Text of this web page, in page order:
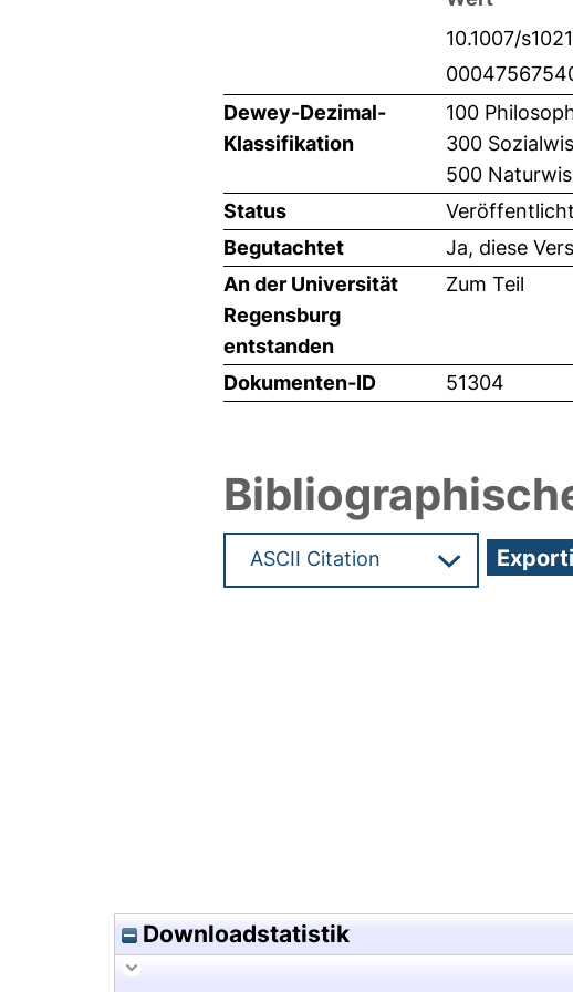
10.1007/
Dewey-Dezimal-
Klassifikation
100
300
500
Status
Veröffentlicht
Begutachtet
Ja, diese
An der Universität
Regensburg
entstanden
Zum Teil
Dokumenten-ID 51304
Downloadstatistik